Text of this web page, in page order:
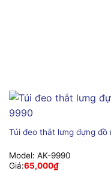
Túi đeo thắt lưng đựng đồ
Model: AK-9990
Giá:65,000₫